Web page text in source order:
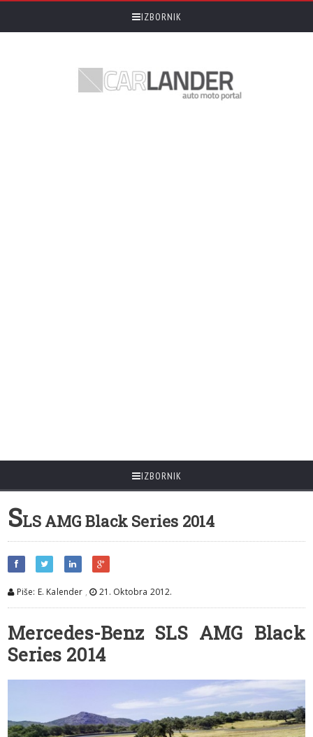
IZBORNIK
IZBORNIK
SLS AMG Black Series 2014
Piše: E. Kalender , 21. Oktobra 2012.
Mercedes-Benz SLS AMG Black
Series 2014